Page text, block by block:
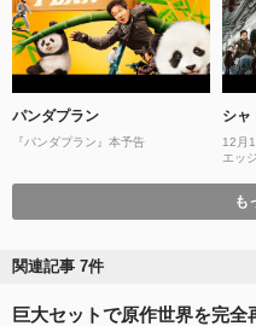
パンダプラン
『パンダプラン』本予告
シャ
12月
エッ
も
関連記事 7件
巨大セットで原作世界を完